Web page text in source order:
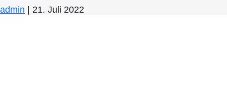
admin 21. Juli 2022